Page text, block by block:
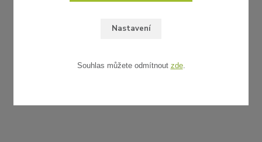
Nastavení
Souhlas můžete odmítnout zde.